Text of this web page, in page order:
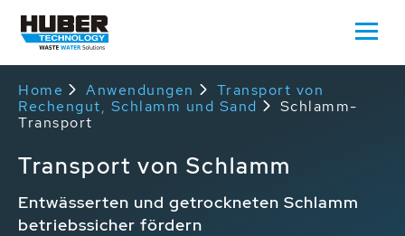
Home Anwendungen
Transport von
Rechengut, Schlamm und Sand
Schlamm-
Transport
Transport von Schlamm
Entwässerten und getrockneten Schlamm
betriebssicher fördern